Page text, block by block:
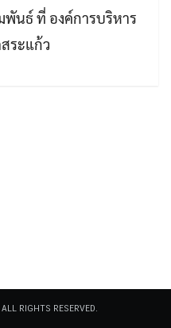
นธ์ ที่ องค์การบริหาร
ระแก้ว
RIGHTS RESERVED.